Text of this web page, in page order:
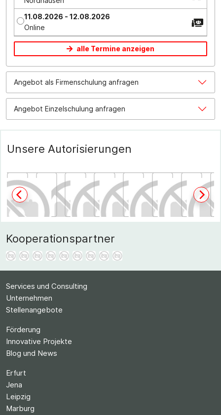
11.08.2026 - 12.08.2026
Online
alle Termine anzeigen
Angebot als Firmenschulung anfragen
Angebot Einzelschulung anfragen
Unsere Autorisierungen
Kooperationspartner
Services und Consulting
Unternehmen
Stellenangebote
Förderung
Innovative Projekte
Blog und News
Erfurt
Jena
Leipzig
Marburg